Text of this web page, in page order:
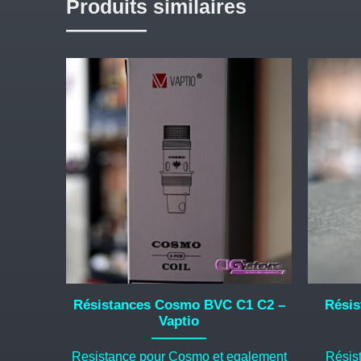
Produits similaires
Résistances Cosmo BVC C1 C2 –
Vaptio
Resistance pour Cosmo et egalement